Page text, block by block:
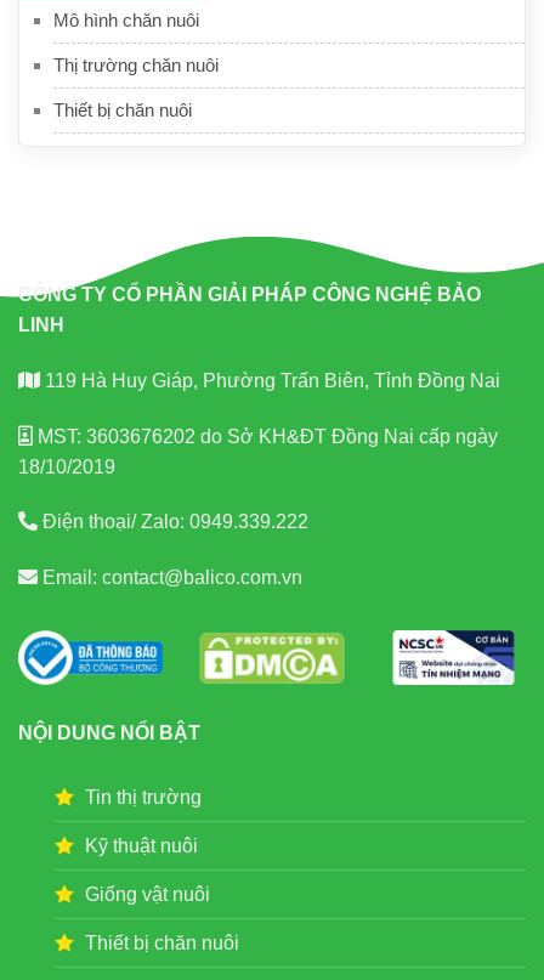
Mô hình chăn nuôi
Thị trường chăn nuôi
Thiết bị chăn nuôi
CÔNG TY CỔ PHẦN GIẢI PHÁP CÔNG NGHỆ BẢO
LINH
119 Hà Huy Giáp, Phường Trấn Biên, Tỉnh Đồng Nai
MST: 3603676202 do Sở KH&ĐT Đồng Nai cấp ngày
18/10/2019
Điện thoại/ Zalo: 0949.339.222
Email: contact@balico.com.vn
NỘI DUNG NỔI BẬT
Tin thị trường
Kỹ thuật nuôi
Giống vật nuôi
Thiết bị chăn nuôi